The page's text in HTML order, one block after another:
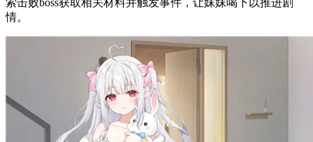
索击败boss获取相关材料并触发事件，让妹妹喝下以推进剧
情。‌‌